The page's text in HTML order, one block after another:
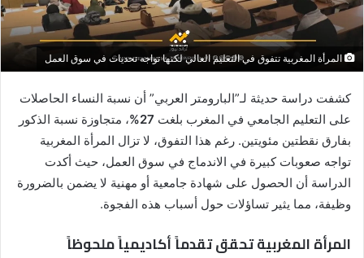
المرأة المغربية تتفوق في التعليم العالي لكنها تواجه تحديات في سوق العمل
كشفت دراسة حديثة لـ”البارومتر العربي” أن نسبة النساء الحاصلات
على التعليم الجامعي في المغرب بلغت 27%
، متجاوزة نسبة الذكور
بفارق نقطتين مئويتين. رغم هذا التفوق، لا تزال المرأة المغربية
تواجه صعوبات كبيرة في الاندماج في سوق العمل، حيث أكدت
الدراسة أن الحصول على شهادة جامعية أو مهنية لا يضمن بالضرورة
وظيفة، مما يثير تساؤلات حول أسباب هذه الفجوة.
المرأة المغربية تحقق تقدماً أكاديمياً ملحوظاً